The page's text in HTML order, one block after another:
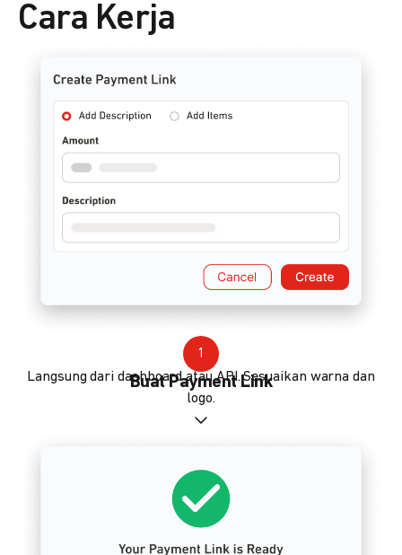
Cara Kerja
1
Buat Payment Link
Langsung dari dashboard atau API. Sesuaikan warna dan
logo.